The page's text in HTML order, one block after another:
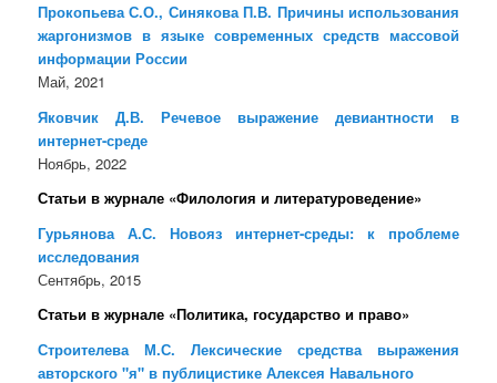
Прокопьева С.О., Синякова П.В. Причины использования
жаргонизмов в языке современных средств массовой
информации России
Май, 2021
Яковчик Д.В. Речевое выражение девиантности в
интернет-среде
Ноябрь, 2022
Статьи в журнале «Филология и литературоведение»
Гурьянова А.С. Новояз интернет-среды: к проблеме
исследования
Сентябрь, 2015
Статьи в журнале «Политика, государство и право»
Строителева М.С. Лексические средства выражения
авторского "я" в публицистике Алексея Навального